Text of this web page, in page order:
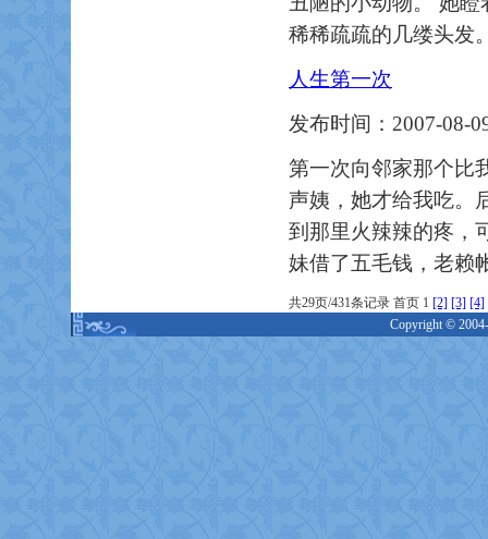
稀稀疏疏的几缕头发
人生第一次
发布时间：2007-08-
第一次向邻家那个比
声姨，她才给我吃。
到那里火辣辣的疼，
妹借了五毛钱，老赖
共29页/431条记录 首页 1 [2] [3] [4]
Copyright ©